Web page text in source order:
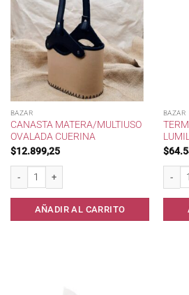
BAZAR
CANASTA MATERA/MULTIUSO
OVALADA CUERINA
$12.899,25
Canasta Matera/Multiuso Ovalada Cuerina
AÑADIR AL CARRITO
BAZAR
$